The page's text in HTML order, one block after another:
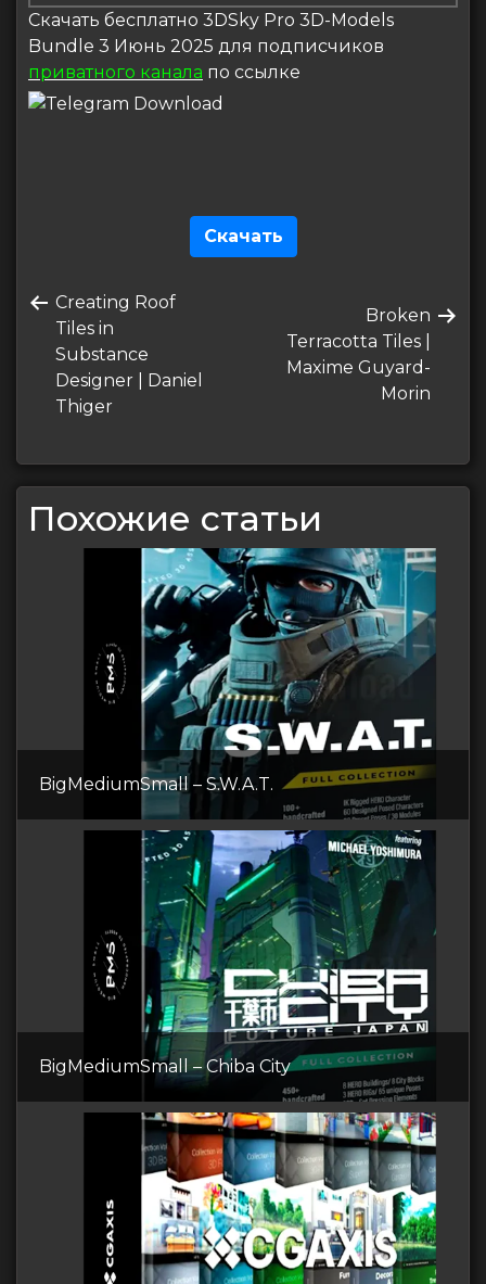
Скачать бесплатно 3DSky Pro 3D-Models
Bundle 3 Июнь 2025 для подписчиков
приватного канала по ссылке
Скачать
по
записям
Предыдущая
запись
Creating Roof
Tiles in
Substance
Designer | Daniel
Thiger
Следующая
запись
Broken
Terracotta Tiles |
Maxime Guyard-
Morin
Похожие статьи
BigMediumSmall – S.W.A.T.
BigMediumSmall – Chiba City